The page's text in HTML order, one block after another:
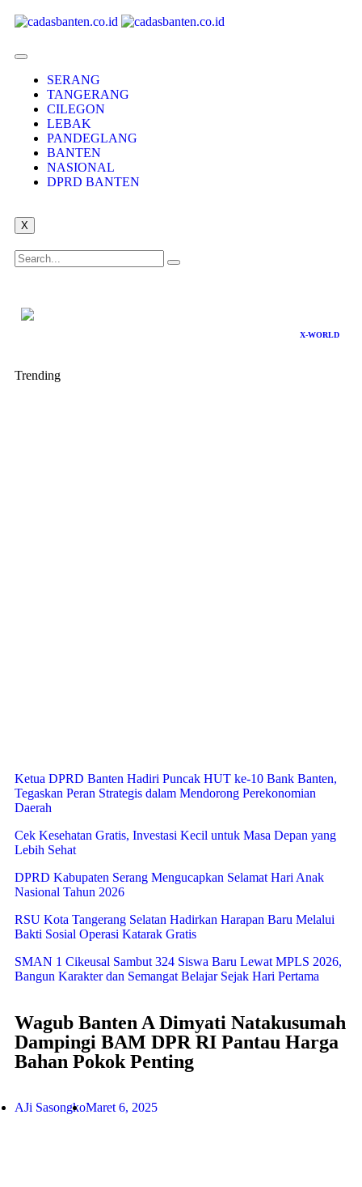
SERANG
TANGERANG
CILEGON
LEBAK
PANDEGLANG
BANTEN
NASIONAL
DPRD BANTEN
X
X-WORLD
Trending
Ketua DPRD Banten Hadiri Puncak HUT ke-10 Bank Banten,
Tegaskan Peran Strategis dalam Mendorong Perekonomian
Daerah
Cek Kesehatan Gratis, Investasi Kecil untuk Masa Depan yang
Lebih Sehat
DPRD Kabupaten Serang Mengucapkan Selamat Hari Anak
Nasional Tahun 2026
RSU Kota Tangerang Selatan Hadirkan Harapan Baru Melalui
Bakti Sosial Operasi Katarak Gratis
SMAN 1 Cikeusal Sambut 324 Siswa Baru Lewat MPLS 2026,
Bangun Karakter dan Semangat Belajar Sejak Hari Pertama
Wagub Banten A Dimyati Natakusumah
Dampingi BAM DPR RI Pantau Harga
Bahan Pokok Penting
AJi SasongkoMaret 6, 2025